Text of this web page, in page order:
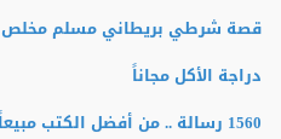
قصة شرطي بريطاني مسلم مخلص
دراجة الأكل مجاناً
1560 رسالة .. من أفضل الكتب مبيعاً